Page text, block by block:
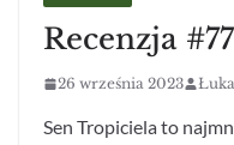
Recenzja
26 września 2023
Sen Tropiciela to